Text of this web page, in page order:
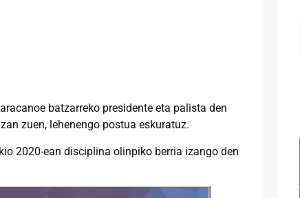
batzarreko presidente eta palista den
zuen, lehenengo postua eskuratuz.
2020-ean disciplina olinpiko berria izango den